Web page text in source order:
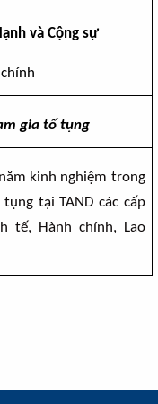
và Cộng sự
gia tố tụng
kinh nghiệm trong
tại TAND các cấp
tế, Hành chính, Lao